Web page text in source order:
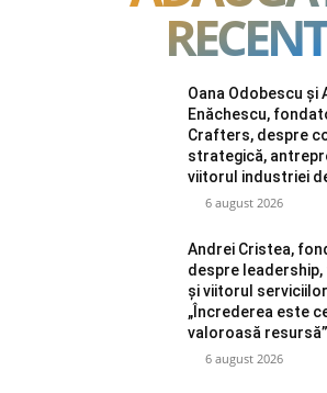
RECENT
Oana Odobescu și
Enăchescu,
Crafters, despre
strategică,
viitorul industriei
6 august 2026
Andrei Cristea,
despre
și viitorul
„Încrederea este
valoroasă resursă”
6 august 2026